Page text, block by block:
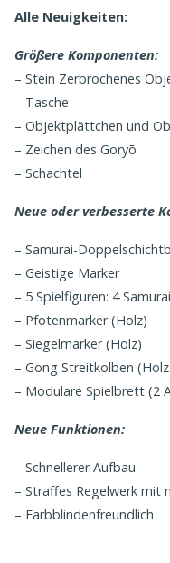
Alle Neuigkeiten:
Größere Komponenten:
– Stein Zerbrochenes
– Tasche
– Objektplättchen und
– Zeichen des Goryō
– Schachtel
Neue oder verbesserte
– Samurai-
– Geistige Marker
– 5 Spielfiguren: 4
– Pfotenmarker (Holz)
– Siegelmarker (Holz)
– Gong Streitkolben
– Modulare Spielbrett (2
Neue Funktionen:
– Schnellerer Aufbau
– Straffes Regelwerk mit
– Farbblindenfreundlich